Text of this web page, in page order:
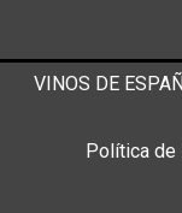
VINOS DE
Política de